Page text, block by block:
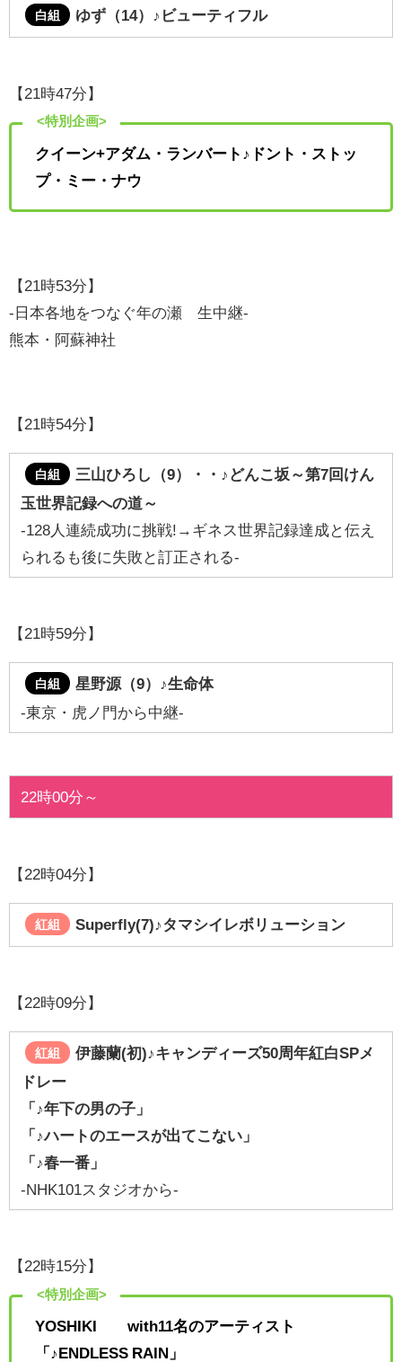
白組 ゆず（14） ♪ビューティフル
【21時47分】
<特別企画>
クイーン+アダム・ランバート♪ドント・ストッ
プ・ミー・ナウ
【21時53分】
-日本各地をつなぐ年の瀬 生中継-
熊本・阿蘇神社
【21時54分】
白組
三山ひろし（9）・・♪どんこ坂～第7回けん
玉世界記録への道～
-128人連続成功に挑戦!→ギネス世界記録達成と伝え
られるも後に失敗と訂正される-
【21時59分】
白組 星野源（9）♪生命体
-東京・虎ノ門から中継-
22時00分～
【22時04分】
紅組 Superfly(7)♪タマシイレボリューション
【22時09分】
紅組
伊藤蘭(初)♪キャンディーズ50周年紅白SPメ
ドレー
「♪年下の男の子」
「♪ハートのエースが出てこない」
「♪春一番」
-NHK101スタジオから-
【22時15分】
<特別企画>
YOSHIKI with11名のアーティスト
「♪ENDLESS RAIN」